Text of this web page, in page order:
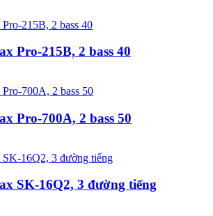
Pro-215B, 2 bass 40
Pro-700A, 2 bass 50
SK-16Q2, 3 đường tiếng